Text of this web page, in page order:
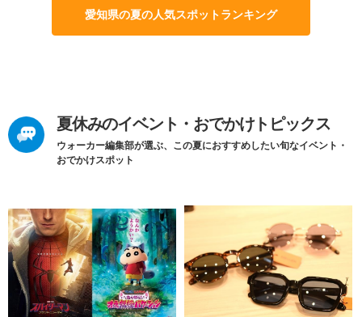
愛知県の夏の人気スポットランキング
夏休みのイベント・おでかけトピックス
ウォーカー編集部が選ぶ、この夏におすすめしたい旬なイベント・
おでかけスポット